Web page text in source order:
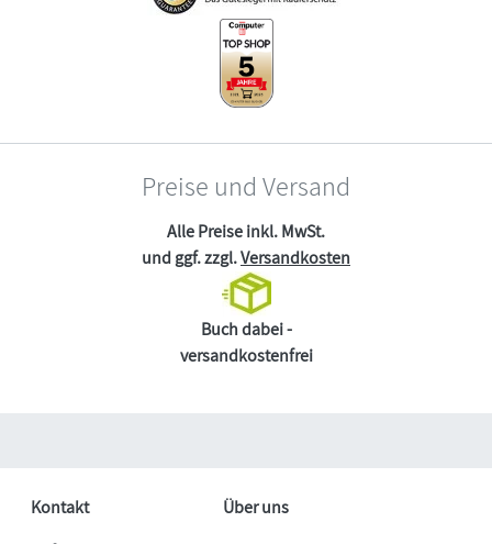
Preise und Versand
Alle Preise inkl. MwSt.
und ggf. zzgl.Versandkosten
Buch dabei -
versandkostenfrei
Kontakt
Über uns